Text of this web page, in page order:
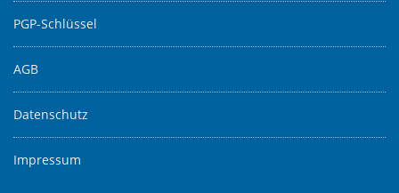
PGP-Schlüssel
AGB
Datenschutz
Impressum